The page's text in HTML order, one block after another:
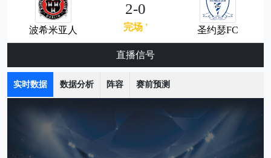
波希米亚人
2-0
完场 ' 圣约瑟FC
直播信号
实时数据 数据分析 阵容 赛前预测